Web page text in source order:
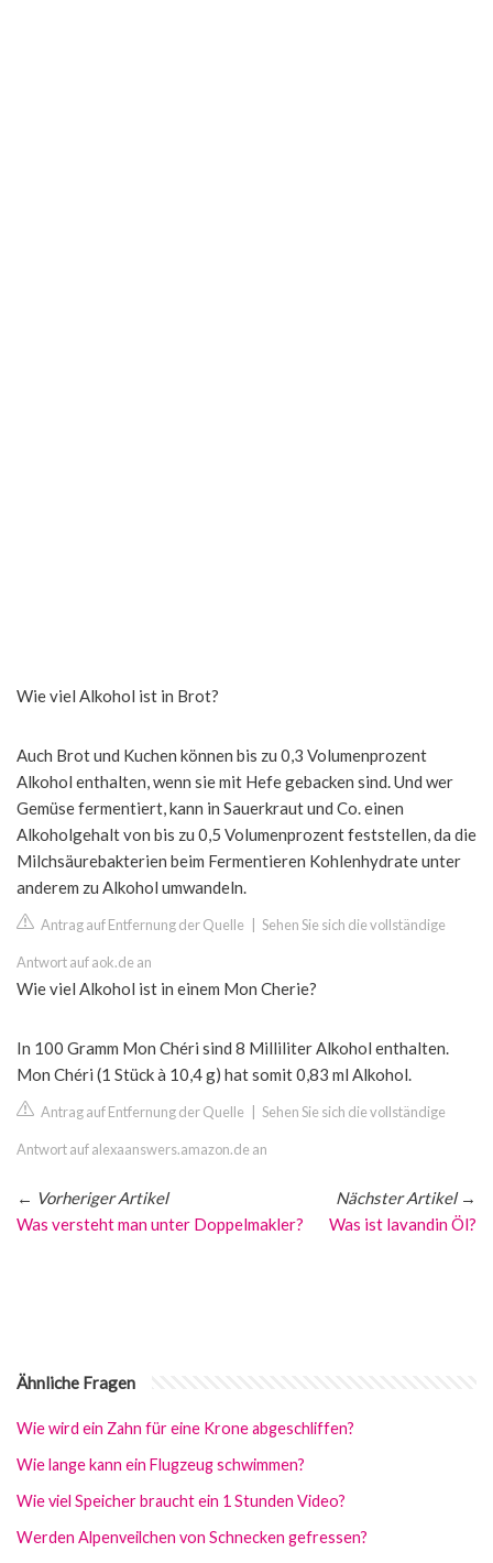
Wie viel Alkohol ist in Brot?
Auch Brot und Kuchen können bis zu 0,3 Volumenprozent
Alkohol enthalten, wenn sie mit Hefe gebacken sind. Und wer
Gemüse fermentiert, kann in Sauerkraut und Co. einen
Alkoholgehalt von bis zu 0,5 Volumenprozent feststellen, da die
Milchsäurebakterien beim Fermentieren Kohlenhydrate unter
anderem zu Alkohol umwandeln.
Antrag auf Entfernung der Quelle Sehen Sie sich die vollständige
Antwort auf aok.de an
Wie viel Alkohol ist in einem Mon Cherie?
In 100 Gramm Mon Chéri sind 8 Milliliter Alkohol enthalten.
Mon Chéri (1 Stück à 10,4 g) hat somit 0,83 ml Alkohol.
Antrag auf Entfernung der Quelle Sehen Sie sich die vollständige
Antwort auf alexaanswers.amazon.de an
← Vorheriger Artikel
Was versteht man unter Doppelmakler?
Nächster Artikel→
Was ist lavandin Öl?
Ähnliche Fragen
Wie wird ein Zahn für eine Krone abgeschliffen?
Wie lange kann ein Flugzeug schwimmen?
Wie viel Speicher braucht ein 1 Stunden Video?
Werden Alpenveilchen von Schnecken gefressen?